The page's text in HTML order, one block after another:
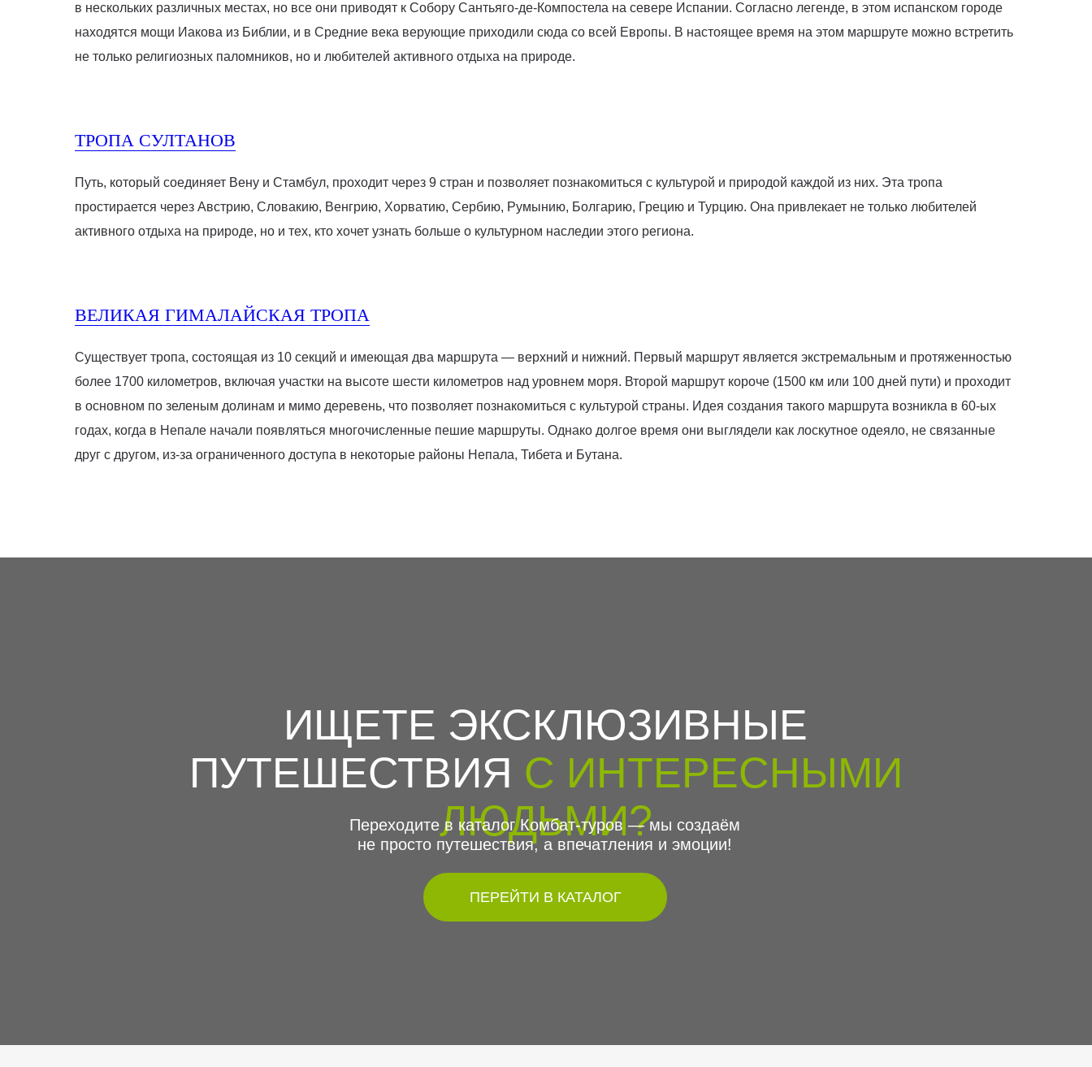
в нескольких различных местах, но все они приводят к Собору Сантьяго-де-Компостела на севере Испании. Согласно легенде, в этом испанском городе
находятся мощи Иакова из Библии, и в Средние века верующие приходили сюда со всей Европы. В настоящее время на этом маршруте можно встретить
не только религиозных паломников, но и любителей активного отдыха на природе.
ТРОПА СУЛТАНОВ
Путь, который соединяет Вену и Стамбул, проходит через 9 стран и позволяет познакомиться с культурой и природой каждой из них. Эта тропа
простирается через Австрию, Словакию, Венгрию, Хорватию, Сербию, Румынию, Болгарию, Грецию и Турцию. Она привлекает не только любителей
активного отдыха на природе, но и тех, кто хочет узнать больше о культурном наследии этого региона.
ВЕЛИКАЯ ГИМАЛАЙСКАЯ ТРОПА
Существует тропа, состоящая из 10 секций и имеющая два маршрута — верхний и нижний. Первый маршрут является экстремальным и протяженностью
более 1700 километров, включая участки на высоте шести километров над уровнем моря. Второй маршрут короче (1500 км или 100 дней пути) и проходит
в основном по зеленым долинам и мимо деревень, что позволяет познакомиться с культурой страны. Идея создания такого маршрута возникла в 60-ых
годах, когда в Непале начали появляться многочисленные пешие маршруты. Однако долгое время они выглядели как лоскутное одеяло, не связанные
друг с другом, из-за ограниченного доступа в некоторые районы Непала, Тибета и Бутана.
ИЩЕТЕ ЭКСКЛЮЗИВНЫЕ
ПУТЕШЕСТВИЯ С ИНТЕРЕСНЫМИ
ЛЮДЬМИ?
Переходите в каталог Комбат-туров — мы создаём
не просто путешествия, а впечатления и эмоции!
ПЕРЕЙТИ В КАТАЛОГ